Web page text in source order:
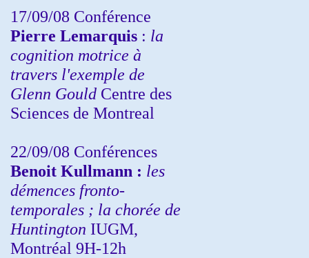
17/09/08 Conférence
Pierre Lemarquis : la
cognition motrice à
travers l'exemple de
Glenn Gould Centre des
Sciences de Montreal
22/09/08 Conférences
Benoit Kullmann : les
démences fronto-
temporales ; la chorée de
Huntington IUGM,
Montréal 9H-12h